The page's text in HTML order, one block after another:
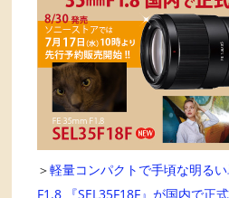
＞軽量コンパクトで手頃な明る
F1.8 『SEL35F18F』が国内で正式